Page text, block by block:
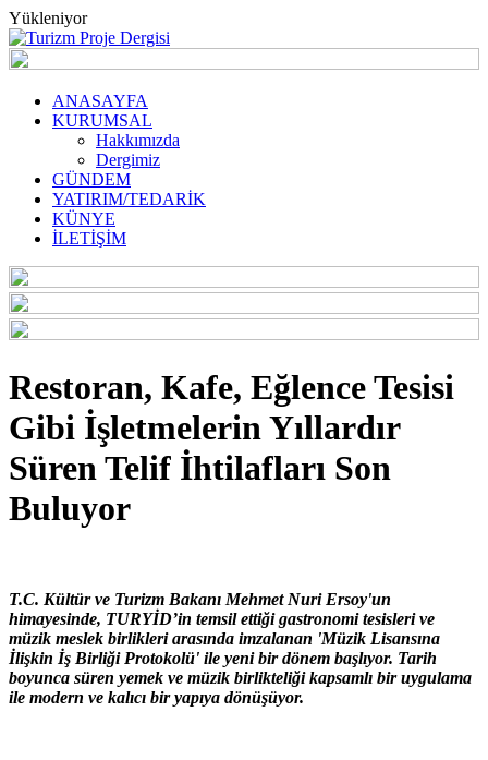
Yükleniyor
ANASAYFA
KURUMSAL
Hakkımızda
Dergimiz
GÜNDEM
YATIRIM/TEDARİK
KÜNYE
İLETİŞİM
Restoran, Kafe, Eğlence Tesisi
Gibi İşletmelerin Yıllardır
Süren Telif İhtilafları Son
Buluyor
T.C. Kültür ve Turizm Bakanı Mehmet Nuri Ersoy'un
himayesinde, TURYİD’in temsil ettiği gastronomi tesisleri ve
müzik meslek birlikleri arasında imzalanan 'Müzik Lisansına
İlişkin İş Birliği Protokolü' ile yeni bir dönem başlıyor. Tarih
boyunca süren yemek ve müzik birlikteliği kapsamlı bir uygulama
ile modern ve kalıcı bir yapıya dönüşüyor.